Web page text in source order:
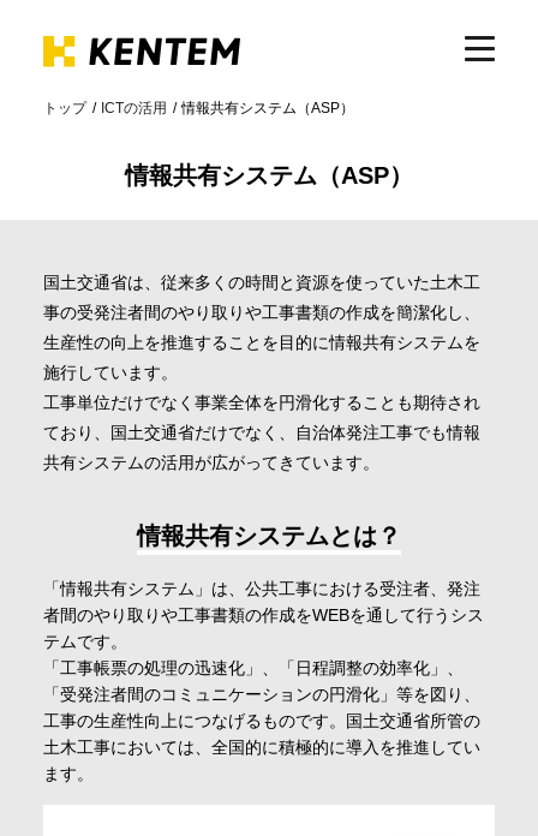
導入事例
サポート
イベント・セミナー
採用情報
お問合せ・申込
トップ ICTの活用 情報共有システム（ASP）
情報共有システム（ASP）
国土交通省は、従来多くの時間と資源を使っていた土木工
事の受発注者間のやり取りや工事書類の作成を簡潔化し、
生産性の向上を推進することを目的に情報共有システムを
施行しています。
工事単位だけでなく事業全体を円滑化することも期待され
ており、国土交通省だけでなく、自治体発注工事でも情報
共有システムの活用が広がってきています。
情報共有システムとは？
「情報共有システム」は、​公共工事における受注者、発注
者間の​やり取りや工事書類の作成をWEBを通して​行うシス
テムです。
「工事帳票の処理の迅速化」、​「日程調整の効率化」、
「受発注者間のコミュニケーションの円滑化」等を図り、​
工事の生産性向上につなげるものです。国土交通省所管の
土木工事においては、全国的に積極的に導入を推進してい
ます。